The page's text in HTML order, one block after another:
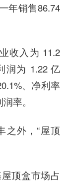
年销售86.74
收入为 11.2
润为 1.22 亿
、净利率
率。
之外，“屋顶
顶盒市场占